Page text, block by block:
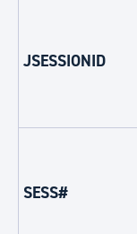
JSESSIONID
SESS#